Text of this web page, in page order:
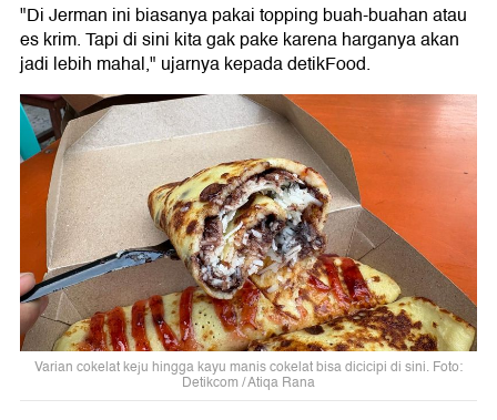
"Di Jerman ini biasanya pakai topping buah-buahan atau
es krim. Tapi di sini kita gak pake karena harganya akan
jadi lebih mahal," ujarnya kepada detikFood.
Varian cokelat keju hingga kayu manis cokelat bisa dicicipi di sini. Foto:
Detikcom / Atiqa Rana